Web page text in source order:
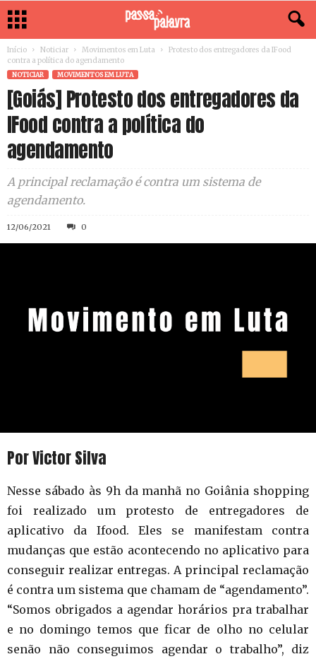
Início Noticiar Movimentos em Luta
Protesto dos entregadores da IFood
contra a política do agendamento
NOTICIAR MOVIMENTOS EM LUTA
[Goiás] Protesto dos entregadores da
IFood contra a política do
agendamento
A principal reclamação é contra um sistema de
agendamento.
12/06/2021 0
Por Victor Silva
Nesse sábado às 9h da manhã no Goiânia shopping
foi realizado um protesto de entregadores de
aplicativo da Ifood. Eles se manifestam contra
mudanças que estão acontecendo no aplicativo para
conseguir realizar entregas. A principal reclamação
é contra um sistema que chamam de “agendamento”.
“Somos obrigados a agendar horários pra trabalhar
e no domingo temos que ficar de olho no celular
senão não conseguimos agendar o trabalho”, diz